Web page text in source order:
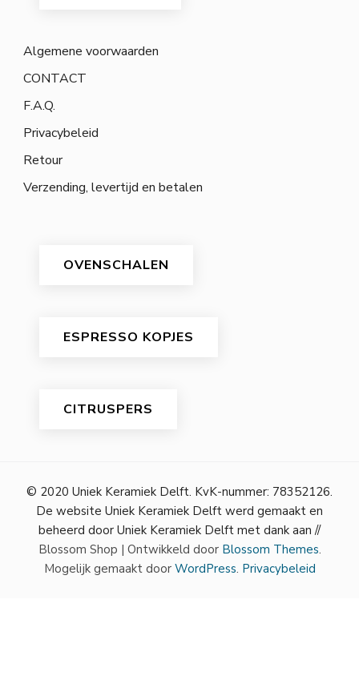
Algemene voorwaarden
CONTACT
F.A.Q.
Privacybeleid
Retour
Verzending, levertijd en betalen
OVENSCHALEN
ESPRESSO KOPJES
CITRUSPERS
© 2020 Uniek Keramiek Delft. KvK-nummer: 78352126.
De website Uniek Keramiek Delft werd gemaakt en
beheerd door Uniek Keramiek Delft met dank aan //
Blossom Shop | Ontwikkeld door Blossom Themes.
Mogelijk gemaakt door WordPress. Privacybeleid